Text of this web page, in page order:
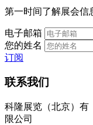
第一时间了解展会信
电子邮箱
您的姓名
订阅
联系我们
科隆展览（北京）有
限公司